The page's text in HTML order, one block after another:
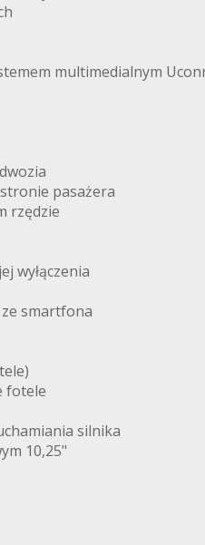
multimedialnym
pasażera
rzędzie
wyłączenia
smartfona
fotele
silnika
10,25"